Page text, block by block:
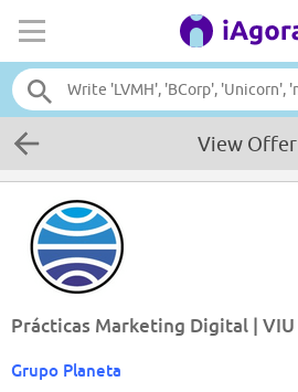
View Offer
Prácticas Marketing Digital | VIU
Grupo Planeta